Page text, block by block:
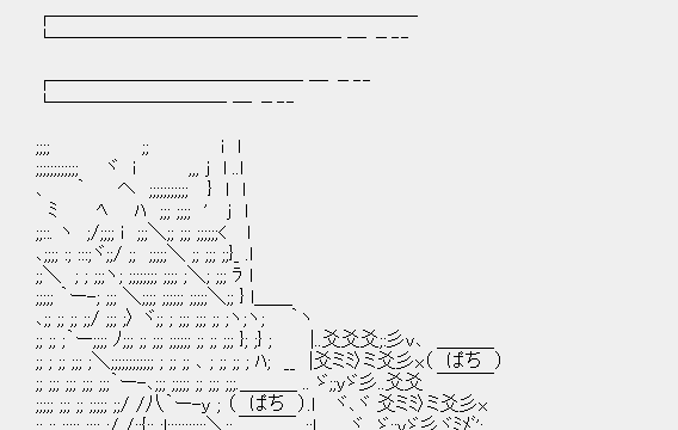
┌───────────────────
└─────────────── ─ －‐‐
┌───────────── ─ －‐‐
└───────── ─ －‐‐
;;;; ;; i l
;;;;;;;;;;;; ヾ i ,,, j l ..l
､ ｀ ヘ ;;;;;;;;;;; } l l
ﾐ ﾍ ﾊ ;;; ;;;; ' j l
;;::. ヽ ;/;;;; i ;;;＼;; ;;; ;;;;;;< l
､;;;; :; :::;ヾ;;/ ;; ;;;;;＼ ;; ;;; ;;}_ .l
;;＼ ; ; ;;;ヽ; ;;;;;;;; ;;;; ;＼; ;;; ﾗ l
;;;;; ｀ー-; ;;; ＼;;;; ;;;;;; ;;;;;＼;; } l＿＿
､;; ;; ;; ;;/ ;;; ;〉 ヾ;; ; ;;; ;;; ;; ;ヽ;ヽ; ｀ヽ
;; ;; ;｀ー;;;; ﾉ;;; ;; ;;; ;;;;;; ;; ;; ;;; }; ;} ; |..爻爻爻;:彡v､ ＿＿＿
;; ; ;; ;;; ;＼;;;;;;;;;;;; ; ;; ;; ､ ; ;; ;; ; ﾊ; __ |爻ミﾐ〉ミ爻彡x（ ぱち ）
;; ;;; ;;; ;;; ;;;｀ー-､;;; ;;;;; ;; ;;; ;;;.＿＿＿ .. ゞ;;yゞ彡..爻爻 ￣￣￣
;;;;; ;;; ;; ;;;;; ;;/ /八｀ー-ｙ ; （ ぱち ）.l ヾ､ヾ 爻ミﾐ〉ミ爻彡x